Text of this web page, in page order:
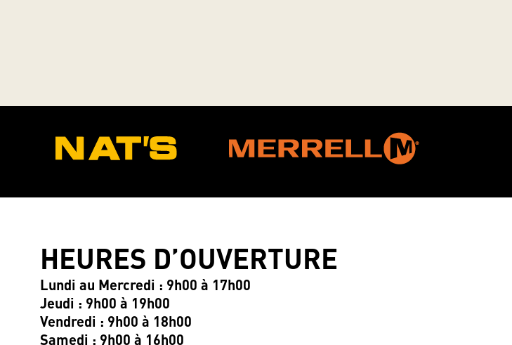
HEURES D’OUVERTURE
Lundi au Mercredi : 9h00 à 17h00
Jeudi : 9h00 à 19h00
Vendredi : 9h00 à 18h00
Samedi : 9h00 à 16h00